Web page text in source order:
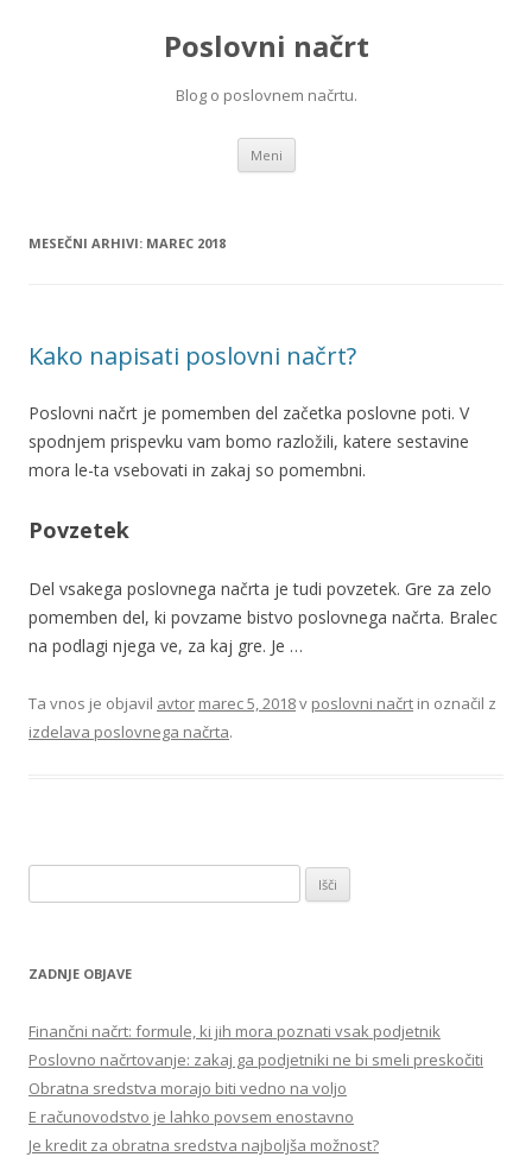
Poslovni načrt
Blog o poslovnem načrtu.
Meni Preskoči na vsebino
MESEČNI ARHIVI: MAREC 2018
Kako napisati poslovni načrt?
Poslovni načrt je pomemben del začetka poslovne poti. V
spodnjem prispevku vam bomo razložili, katere sestavine
mora le-ta vsebovati in zakaj so pomembni.
Povzetek
Del vsakega poslovnega načrta je tudi povzetek. Gre za zelo
pomemben del, ki povzame bistvo poslovnega načrta. Bralec
na podlagi njega ve, za kaj gre. Je …
Ta vnos je objavil avtor marec 5, 2018v poslovni načrt in označil z
izdelava poslovnega načrta.
ZADNJE OBJAVE
Finančni načrt: formule, ki jih mora poznati vsak podjetnik
Poslovno načrtovanje: zakaj ga podjetniki ne bi smeli preskočiti
Obratna sredstva morajo biti vedno na voljo
E računovodstvo je lahko povsem enostavno
Je kredit za obratna sredstva najboljša možnost?